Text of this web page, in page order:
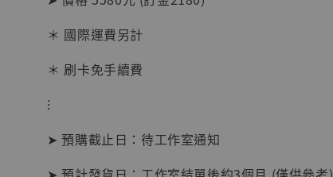
【店內現貨】海賊王
系列蒐藏雕像 布魯
克達摩 [7STARS
Studio]
＊ 國際運費另計
＊ 刷卡免手續費
⁝
➤ 預購截止日：待工作室通知